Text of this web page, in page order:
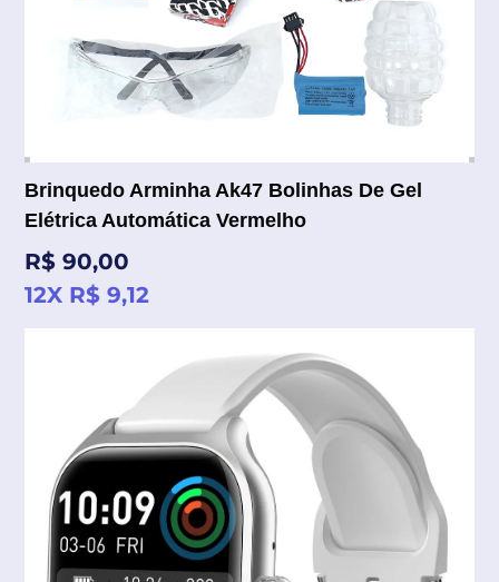
Brinquedo Arminha Ak47 Bolinhas De Gel
Elétrica Automática Vermelho
Preço
normal
R$ 90,00
12X R$ 9,12